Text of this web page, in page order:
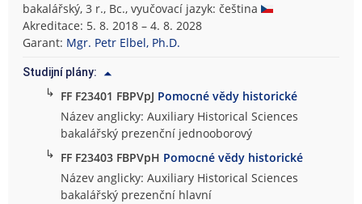
bakalářský, 3 r., Bc., vyučovací jazyk: čeština
Akreditace: 5. 8. 2018 – 4. 8. 2028
Garant: Mgr. Petr Elbel, Ph.D.
Studijní plány:
↳ FF F23401 FBPVpJ Pomocné vědy historické
Název anglicky: Auxiliary Historical Sciences
bakalářský prezenční jednooborový
↳ FF F23403 FBPVpH Pomocné vědy historické
Název anglicky: Auxiliary Historical Sciences
bakalářský prezenční hlavní